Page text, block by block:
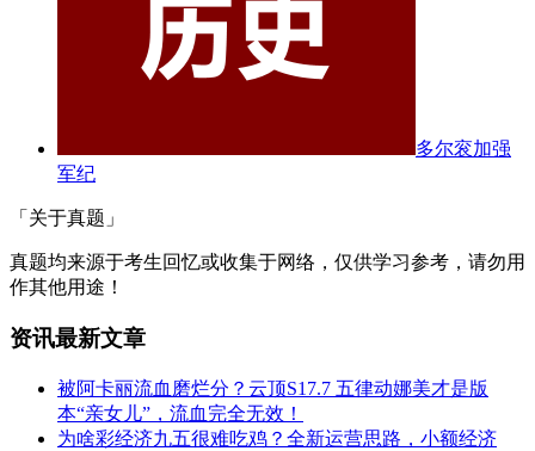
多尔衮加强
军纪
「关于真题」
真题均来源于考生回忆或收集于网络，仅供学习参考，请勿用
作其他用途！
资讯最新文章
被阿卡丽流血磨烂分？云顶S17.7 五律动娜美才是版
本“亲女儿”，流血完全无效！
为啥彩经济九五很难吃鸡？全新运营思路，小额经济